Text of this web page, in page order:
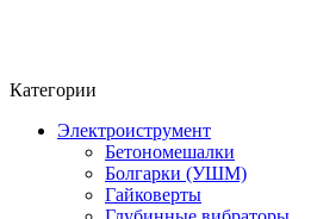
Категории
Электроиструмент
Бетономешалки
Болгарки (УШМ)
Гайковерты